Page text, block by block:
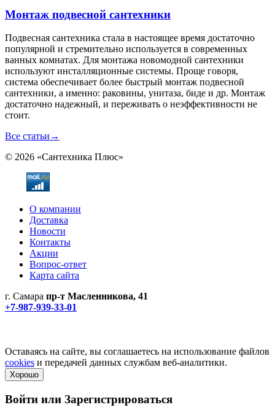
Монтаж подвесной сантехники
Подвесная сантехника стала в настоящее время достаточно
популярной и стремительно используется в современных
ванных комнатах. Для монтажа новомодной сантехники
используют инсталляционные системы. Проще говоря,
система обеспечивает более быстрый монтаж подвесной
сантехники, а именно: раковины, унитаза, биде и др. Монтаж
достаточно надежный, и переживать о неэффективности не
стоит.
Все статьи →
© 2026 «Сантехника Плюс»
О компании
Доставка
Новости
Контакты
Акции
Вопрос-ответ
Карта сайта
г. Самара пр-т Масленникова, 41
+7-987-939-33-01
Оставаясь на сайте, вы соглашаетесь на использование файлов
cookies и передачей данных службам веб-аналитики.
Хорошо
Войти или Зарегистрироваться